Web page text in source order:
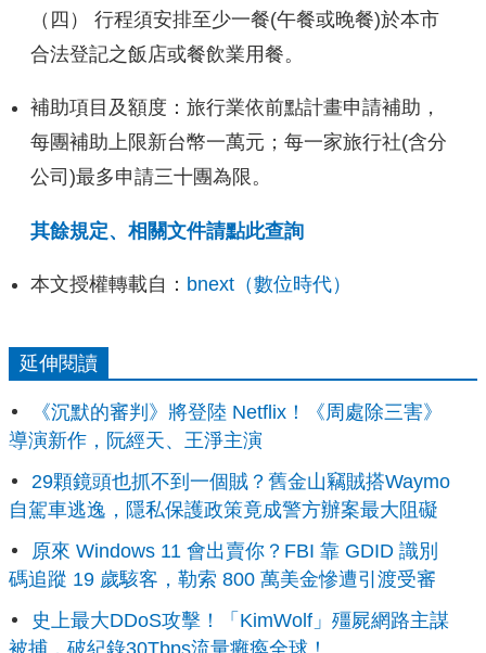
（四） 行程須安排至少一餐(午餐或晚餐)於本市
合法登記之飯店或餐飲業用餐。
補助項目及額度：旅行業依前點計畫申請補助，
每團補助上限新台幣一萬元；每一家旅行社(含分
公司)最多申請三十團為限。
其餘規定、相關文件請點此查詢
本文授權轉載自： bnext（數位時代）
延伸閱讀
《沉默的審判》將登陸 Netflix！《周處除三害》
導演新作，阮經天、王淨主演
29顆鏡頭也抓不到一個賊？舊金山竊賊搭Waymo
自駕車逃逸，隱私保護政策竟成警方辦案最大阻礙
原來 Windows 11 會出賣你？FBI 靠 GDID 識別
碼追蹤 19 歲駭客，勒索 800 萬美金慘遭引渡受審
史上最大DDoS攻擊！「KimWolf」殭屍網路主謀